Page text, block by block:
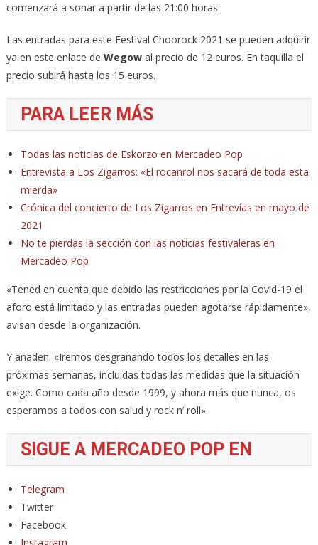
comenzará a sonar a partir de las 21:00 horas.
Las entradas para este Festival Choorock 2021 se pueden adquirir
ya en este enlace de Wegow al precio de 12 euros. En taquilla el
precio subirá hasta los 15 euros.
PARA LEER MÁS
Todas las noticias de Eskorzo en Mercadeo Pop
Entrevista a Los Zigarros: «El rocanrol nos sacará de toda esta
mierda»
Crónica del concierto de Los Zigarros en Entrevías en mayo de
2021
No te pierdas la sección con las noticias festivaleras en
Mercadeo Pop
«Tened en cuenta que debido las restricciones por la Covid-19 el
aforo está limitado y las entradas pueden agotarse rápidamente»,
avisan desde la organización.
Y añaden: «Iremos desgranando todos los detalles en las
próximas semanas, incluidas todas las medidas que la situación
exige. Como cada año desde 1999, y ahora más que nunca, os
esperamos a todos con salud y rock n’ roll».
SIGUE A MERCADEO POP EN
Telegram
Twitter
Facebook